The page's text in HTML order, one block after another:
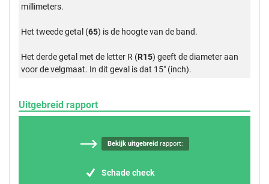
millimeters.
Het tweede getal (65) is de hoogte van de band.
Het derde getal met de letter R (R15) geeft de diameter aan
voor de velgmaat. In dit geval is dat 15" (inch).
Uitgebreid rapport
Bekijk uitgebreid rapport:
Schade check